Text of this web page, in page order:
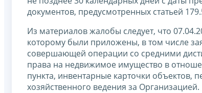
документов, предусмотренных статьей
Из материалов жалобы следует, что
которому были приложены, в том числе
совершающей операции со средними
права на недвижимое имущество в
пункта, инвентарные карточки объектов,
хозяйственного ведения за Организацией.